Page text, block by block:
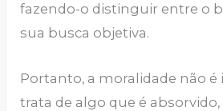
fazendo-o distinguir entre o
sua busca objetiva.
Portanto, a moralidade não é
trata de algo que é